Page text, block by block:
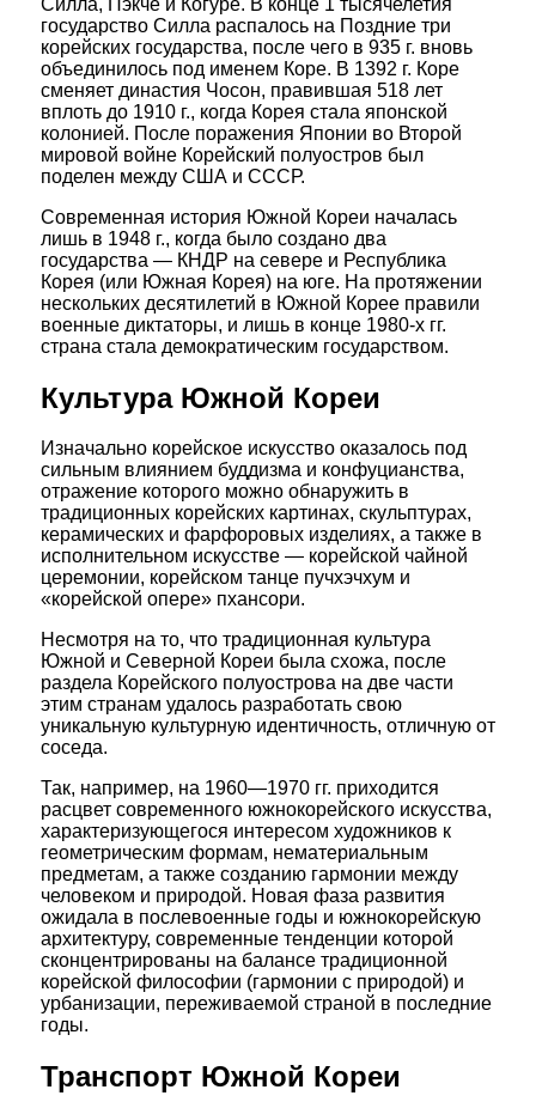
Силла, Пэкче и Когуре. В конце 1 тысячелетия
государство Силла распалось на Поздние три
корейских государства, после чего в 935 г. вновь
объединилось под именем Коре. В 1392 г. Коре
сменяет династия Чосон, правившая 518 лет
вплоть до 1910 г., когда Корея стала японской
колонией. После поражения Японии во Второй
мировой войне Корейский полуостров был
поделен между США и СССР.
Современная история Южной Кореи началась
лишь в 1948 г., когда было создано два
государства — КНДР на севере и Республика
Корея (или Южная Корея) на юге. На протяжении
нескольких десятилетий в Южной Корее правили
военные диктаторы, и лишь в конце 1980-х гг.
страна стала демократическим государством.
Культура Южной Кореи
Изначально корейское искусство оказалось под
сильным влиянием буддизма и конфуцианства,
отражение которого можно обнаружить в
традиционных корейских картинах, скульптурах,
керамических и фарфоровых изделиях, а также в
исполнительном искусстве — корейской чайной
церемонии, корейском танце пучхэчхум и
«корейской опере» пхансори.
Несмотря на то, что традиционная культура
Южной и Северной Кореи была схожа, после
раздела Корейского полуострова на две части
этим странам удалось разработать свою
уникальную культурную идентичность, отличную от
соседа.
Так, например, на 1960—1970 гг. приходится
расцвет современного южнокорейского искусства,
характеризующегося интересом художников к
геометрическим формам, нематериальным
предметам, а также созданию гармонии между
человеком и природой. Новая фаза развития
ожидала в послевоенные годы и южнокорейскую
архитектуру, современные тенденции которой
сконцентрированы на балансе традиционной
корейской философии (гармонии с природой) и
урбанизации, переживаемой страной в последние
годы.
Транспорт Южной Кореи